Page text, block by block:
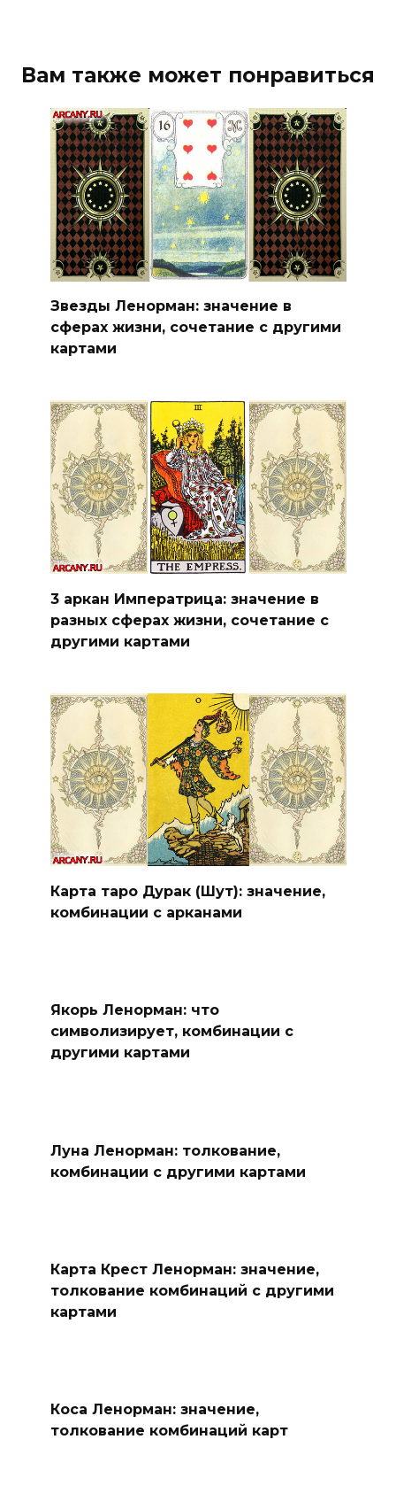
Вам также может понравиться
Звезды Ленорман: значение в
сферах жизни, сочетание с другими
картами
3 аркан Императрица: значение в
разных сферах жизни, сочетание с
другими картами
Карта таро Дурак (Шут): значение,
комбинации с арканами
Якорь Ленорман: что
символизирует, комбинации с
другими картами
Луна Ленорман: толкование,
комбинации с другими картами
Карта Крест Ленорман: значение,
толкование комбинаций с другими
картами
Коса Ленорман: значение,
толкование комбинаций карт